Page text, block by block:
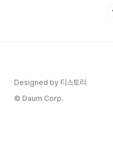
수적인 존재로 자리 잡았다. 조정
Designed by 티스토리
© Daum Corp.